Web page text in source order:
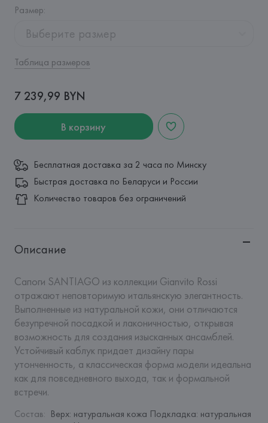
Размер:
Выберите размер
Таблица размеров
7 239,99 BYN
В корзину
Бесплатная доставка за 2 часа по Минску
Быстрая доставка по Беларуси и России
Количество товаров без ограничений
Описание
Сапоги SANTIAGO из коллекции Gianvito Rossi
отражают неповторимую итальянскую элегантность.
Выполненные из натуральной кожи, они отличаются
безупречной посадкой и лаконичностью, открывая
возможность для создания изысканных ансамблей.
Устойчивый каблук придает дизайну пары
утонченность, а классическая форма модели идеальна
как для повседневного выхода, так и формальной
встречи.
Состав: Верх: натуральная кожа Подкладка: натуральная